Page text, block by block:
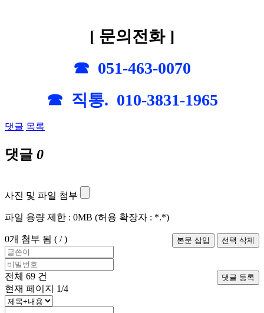
[ 문의전화 ]
☎ 051-463-0070
☎ 직통. 010-3831-1965
댓글 목록
댓글 0
사진 및 파일 첨부
파일 용량 제한 : 0MB (허용 확장자 : *.*)
0개 첨부 됨 ( /)
댓글 등록
전체 69 건
현재 페이지 1/4